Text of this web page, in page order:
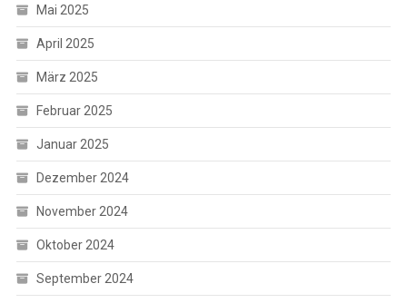
Mai 2025
April 2025
März 2025
Februar 2025
Januar 2025
Dezember 2024
November 2024
Oktober 2024
September 2024